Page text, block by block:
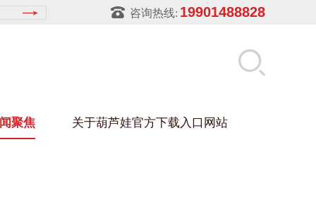
咨询热线: 19901488828
聚焦 关于葫芦娃官方下载入口网站